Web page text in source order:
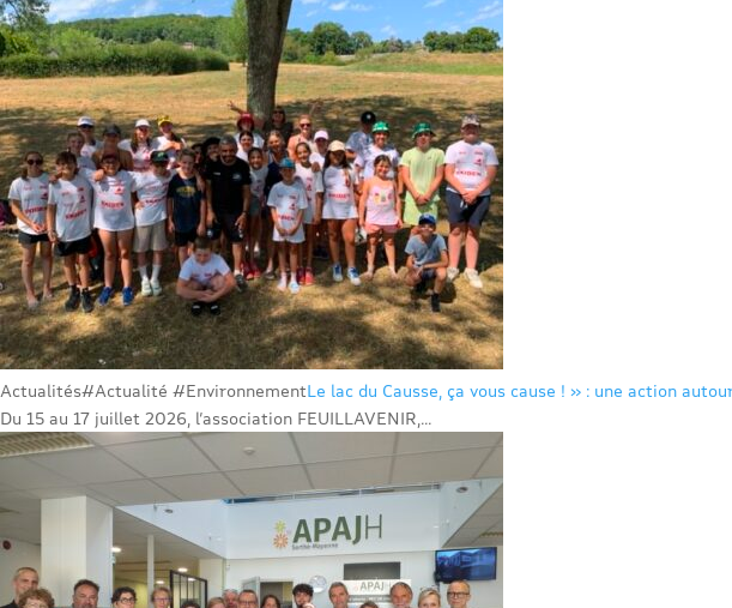
Actualités#Actualité #EnvironnementLe lac du Causse, ça vous cause ! » : une action
Du 15 au 17 juillet 2026, l’association FEUILLAVENIR,...